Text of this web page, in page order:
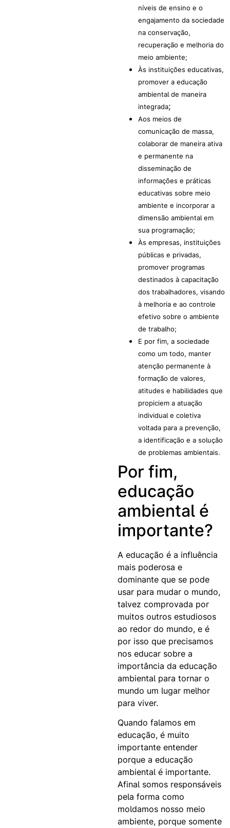
níveis de ensino e o
engajamento da sociedade
na conservação,
recuperação e melhoria do
meio ambiente;
Às instituições educativas,
promover a educação
ambiental de maneira
integrada;
Aos meios de
comunicação de massa,
colaborar de maneira ativa
e permanente na
disseminação de
informações e práticas
educativas sobre meio
ambiente e incorporar a
dimensão ambiental em
sua programação;
Às empresas, instituições
públicas e privadas,
promover programas
destinados à capacitação
dos trabalhadores, visando
à melhoria e ao controle
efetivo sobre o ambiente
de trabalho;
E por fim, a sociedade
como um todo, manter
atenção permanente à
formação de valores,
atitudes e habilidades que
propiciem a atuação
individual e coletiva
voltada para a prevenção,
a identificação e a solução
de problemas ambientais.
Por fim,
educação
ambiental é
importante?
A educação é a influência
mais poderosa e
dominante que se pode
usar para mudar o mundo,
talvez comprovada por
muitos outros estudiosos
ao redor do mundo, e é
por isso que precisamos
nos educar sobre a
importância da educação
ambiental para tornar o
mundo um lugar melhor
para viver.
Quando falamos em
educação, é muito
importante entender
porque a educação
ambiental é importante.
Afinal somos responsáveis
pela forma como
moldamos nosso meio
ambiente, porque somente